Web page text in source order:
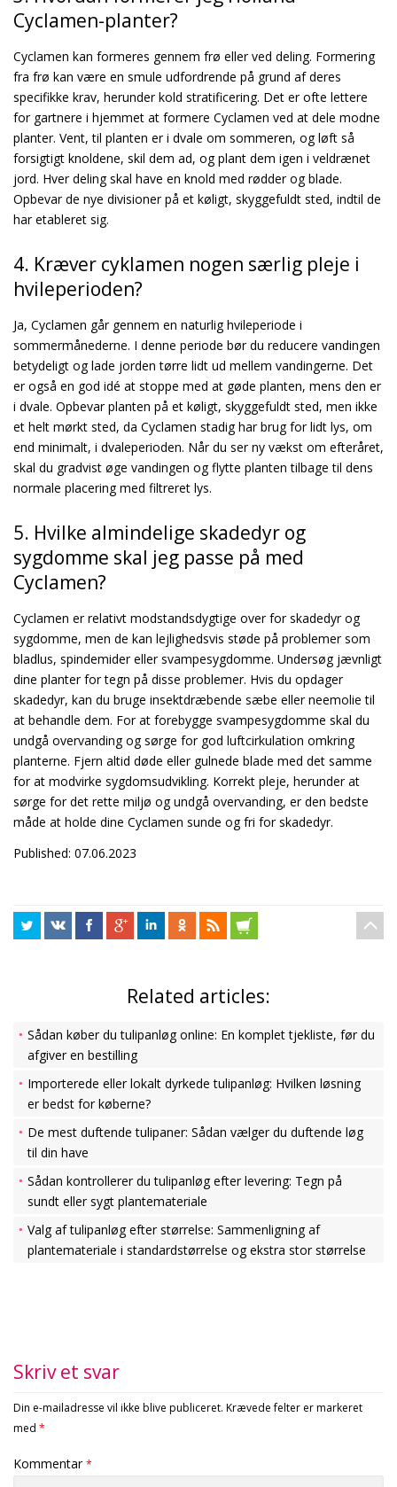
Cyclamen-planter?
Cyclamen kan formeres gennem frø eller ved deling. Formering
fra frø kan være en smule udfordrende på grund af deres
specifikke krav, herunder kold stratificering. Det er ofte lettere
for gartnere i hjemmet at formere Cyclamen ved at dele modne
planter. Vent, til planten er i dvale om sommeren, og løft så
forsigtigt knoldene, skil dem ad, og plant dem igen i veldrænet
jord. Hver deling skal have en knold med rødder og blade.
Opbevar de nye divisioner på et køligt, skyggefuldt sted, indtil de
har etableret sig.
4. Kræver cyklamen nogen særlig pleje i
hvileperioden?
Ja, Cyclamen går gennem en naturlig hvileperiode i
sommermånederne. I denne periode bør du reducere vandingen
betydeligt og lade jorden tørre lidt ud mellem vandingerne. Det
er også en god idé at stoppe med at gøde planten, mens den er
i dvale. Opbevar planten på et køligt, skyggefuldt sted, men ikke
et helt mørkt sted, da Cyclamen stadig har brug for lidt lys, om
end minimalt, i dvaleperioden. Når du ser ny vækst om efteråret,
skal du gradvist øge vandingen og flytte planten tilbage til dens
normale placering med filtreret lys.
5. Hvilke almindelige skadedyr og
sygdomme skal jeg passe på med
Cyclamen?
Cyclamen er relativt modstandsdygtige over for skadedyr og
sygdomme, men de kan lejlighedsvis støde på problemer som
bladlus, spindemider eller svampesygdomme. Undersøg jævnligt
dine planter for tegn på disse problemer. Hvis du opdager
skadedyr, kan du bruge insektdræbende sæbe eller neemolie til
at behandle dem. For at forebygge svampesygdomme skal du
undgå overvanding og sørge for god luftcirkulation omkring
planterne. Fjern altid døde eller gulnede blade med det samme
for at modvirke sygdomsudvikling. Korrekt pleje, herunder at
sørge for det rette miljø og undgå overvanding, er den bedste
måde at holde dine Cyclamen sunde og fri for skadedyr.
Published: 07.06.2023
Related articles:
Sådan køber du tulipanløg online: En komplet tjekliste, før du
afgiver en bestilling
Importerede eller lokalt dyrkede tulipanløg: Hvilken løsning
er bedst for køberne?
De mest duftende tulipaner: Sådan vælger du duftende løg
til din have
Sådan kontrollerer du tulipanløg efter levering: Tegn på
sundt eller sygt plantemateriale
Valg af tulipanløg efter størrelse: Sammenligning af
plantemateriale i standardstørrelse og ekstra stor størrelse
Skriv et svar
Din e-mailadresse vil ikke blive publiceret. Krævede felter er markeret
med *
Kommentar*